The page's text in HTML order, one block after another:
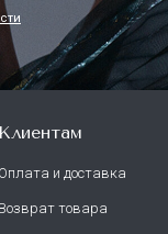
Клиентам
Оплата и доставка
Возврат товара